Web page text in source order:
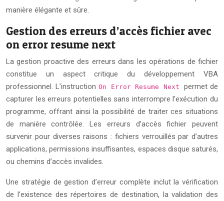
manière élégante et sûre.
Gestion des erreurs d’accès fichier avec
on error resume next
La gestion proactive des erreurs dans les opérations de fichier
constitue un aspect critique du développement VBA
professionnel. L’instruction On Error Resume Nextpermet de
capturer les erreurs potentielles sans interrompre l’exécution du
programme, offrant ainsi la possibilité de traiter ces situations
de manière contrôlée. Les erreurs d’accès fichier peuvent
survenir pour diverses raisons : fichiers verrouillés par d’autres
applications, permissions insuffisantes, espaces disque saturés,
ou chemins d’accès invalides.
Une stratégie de gestion d’erreur complète inclut la vérification
de l’existence des répertoires de destination, la validation des